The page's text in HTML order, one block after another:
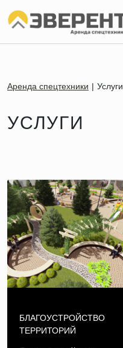
Аренда спецтехники Услуги
УСЛУГИ
БЛАГОУСТРОЙСТВО
ТЕРРИТОРИЙ